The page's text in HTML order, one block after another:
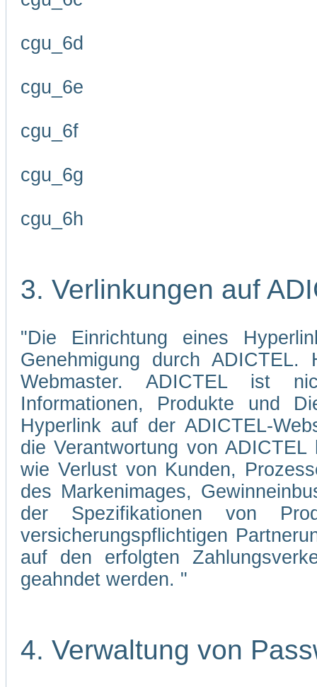
cgu_6d
cgu_6e
cgu_6f
cgu_6g
cgu_6h
3. Verlinkungen auf
"Die Einrichtung eines
Genehmigung durch
Webmaster. ADICTEL ist
Informationen, Produkte und
Hyperlink auf der ADICTEL-
die Verantwortung von
wie Verlust von Kunden,
des Markenimages,
der Spezifikationen von
versicherungspflichtigen
auf den erfolgten
geahndet werden. "
4. Verwaltung von